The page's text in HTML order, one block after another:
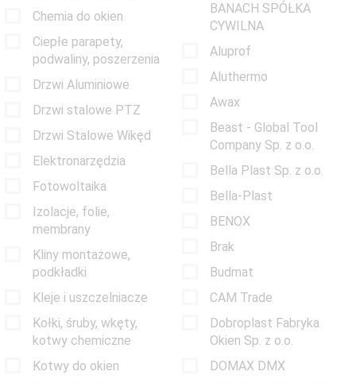
Chemia do okien
Ciepłe parapety,
podwaliny, poszerzenia
Drzwi Aluminiowe
Drzwi stalowe PTZ
Drzwi Stalowe Wikęd
Elektronarzędzia
Fotowoltaika
Izolacje, folie,
membrany
Kliny montażowe,
podkładki
Kleje i uszczelniacze
Kołki, śruby, wkęty,
kotwy chemiczne
Kotwy do okien
BANACH SPÓŁKA
CYWILNA
Aluprof
Aluthermo
Awax
Beast - Global Tool
Company Sp. z o.o.
Bella Plast Sp. z o.o.
Bella-Plast
BENOX
Brak
Budmat
CAM Trade
Dobroplast Fabryka
Okien Sp. z o.o.
DOMAX DMX